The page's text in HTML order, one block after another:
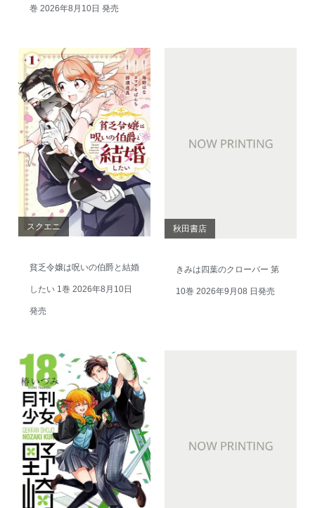
巻 2026年8月10日 発売
スクエニ
貧乏令嬢は呪いの伯爵と結婚
したい 1巻 2026年8月10日
発売
秋田書店
きみは四葉のクローバー 第
10巻 2026年9月08 日発売